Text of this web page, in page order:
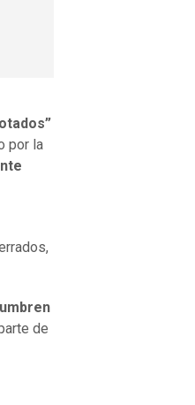
por la
de